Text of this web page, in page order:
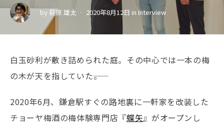
by 萩原 雄太 2020年8月12日 in Interview
白玉砂利が敷き詰められた庭。その中心では一本の梅
の木が天を指していた――。
2020年6月、鎌倉駅すぐの路地裏に一軒家を改装した
チョーヤ梅酒の梅体験専門店『蝶矢』がオープンし